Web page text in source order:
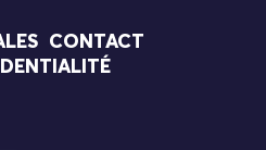
CONTACT